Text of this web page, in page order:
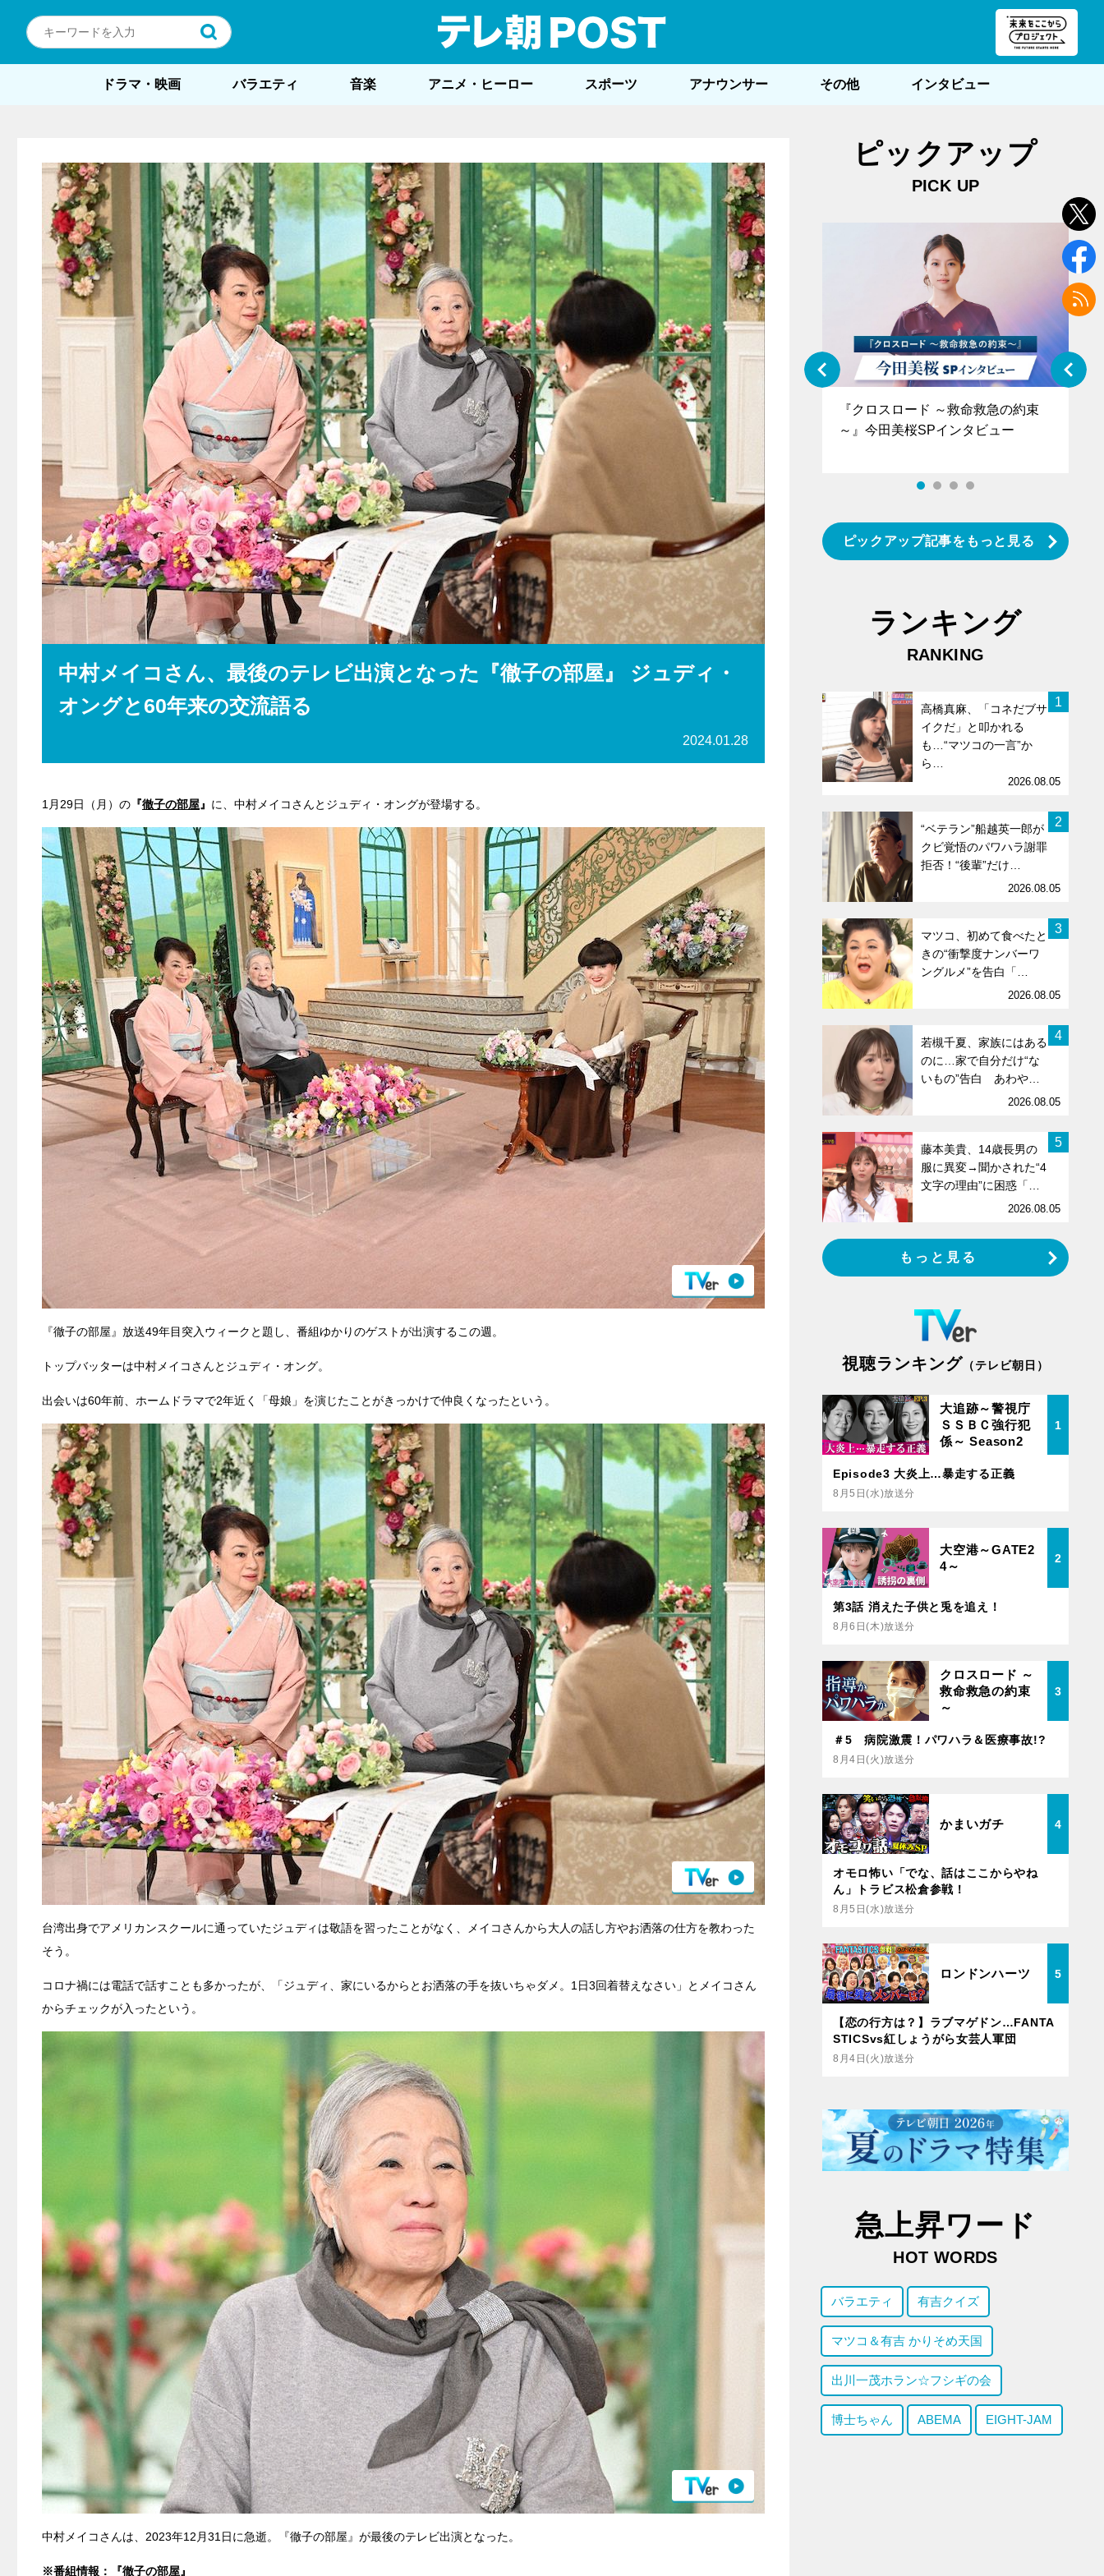
ドラマ・映画 バラエティ 音楽 アニメ・ヒーロー スポーツ アナウンサー その他 インタビュー
中村メイコさん、最後のテレビ出演となった『徹子の部屋』 ジュディ・
オングと60年来の交流語る
2024.01.28
1月29日（月）の 『徹子の部屋』 に、中村メイコさんとジュディ・オングが登場する。
『徹子の部屋』放送49年目突入ウィークと題し、番組ゆかりのゲストが出演するこの週。
トップバッターは中村メイコさんとジュディ・オング。
出会いは60年前、ホームドラマで2年近く「母娘」を演じたことがきっかけで仲良くなったという。
台湾出身でアメリカンスクールに通っていたジュディは敬語を習ったことがなく、メイコさんから大人の話し方やお洒落の仕方を教わった
そう。
コロナ禍には電話で話すことも多かったが、「ジュディ、家にいるからとお洒落の手を抜いちゃダメ。1日3回着替えなさい」とメイコさん
からチェックが入ったという。
中村メイコさんは、2023年12月31日に急逝。『徹子の部屋』が最後のテレビ出演となった。
※番組情報：『徹子の部屋』
ピックアップ
PICK UP
『アイ＝ラブ！げーみんぐ』＝LOV
E齋藤樹愛羅＆佐々木舞香SPインタ
『クロスロード ～救命救急の約束
～』今田美桜SPインタビュー
ピックアップ記事をもっと見る
ランキング
RANKING
1
高橋真麻、「コネだブサ
イクだ」と叩かれる
も…“マツコの一言”か
ら…
2026.08.05
2
“ベテラン”船越英一郎が
クビ覚悟のパワハラ謝罪
拒否！“後輩”だけ…
2026.08.05
3
マツコ、初めて食べたと
きの“衝撃度ナンバーワ
ングルメ”を告白「…
2026.08.05
4
若槻千夏、家族にはある
のに…家で自分だけ“な
いもの”告白 あわや…
2026.08.05
5
藤本美貴、14歳長男の
服に異変→聞かされた“4
文字の理由”に困惑「…
2026.08.05
もっと見る
視聴ランキング （テレビ朝日）
大追跡～警視庁
ＳＳＢＣ強行犯
係～ Season2
1
Episode3 大炎上…暴走する正義
8月5日(水)放送分
大空港～GATE2
4～
2
第3話 消えた子供と兎を追え！
8月6日(木)放送分
クロスロード ～
救命救急の約束
～
3
＃5 病院激震！パワハラ＆医療事故!?
8月4日(火)放送分
かまいガチ 4
オモロ怖い「でな、話はここからやね
ん」トラビス松倉参戦！
8月5日(水)放送分
ロンドンハーツ 5
【恋の行方は？】ラブマゲドン…FANTA
STICSvs紅しょうがら女芸人軍団
8月4日(火)放送分
急上昇ワード
HOT WORDS
バラエティ 有吉クイズ
マツコ＆有吉 かりそめ天国
出川一茂ホラン☆フシギの会
博士ちゃん ABEMA EIGHT-JAM